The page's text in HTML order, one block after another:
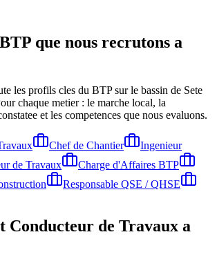
que nous recrutons a
les profils cles du BTP sur le bassin de Sete
chaque metier : le marche local, la
et les competences que nous evaluons.
Chef de Chantier
Ingenieur
de Travaux
Charge d'Affaires BTP
Responsable QSE / QHSE
Conducteur de Travaux a